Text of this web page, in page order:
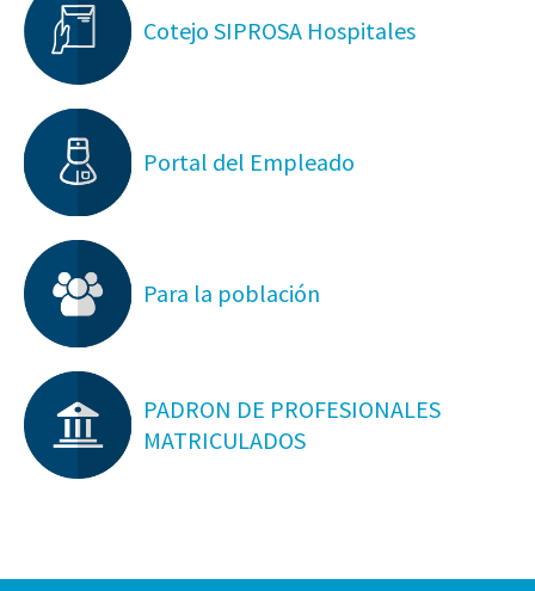
Cotejo SIPROSA Hospitales
Portal del Empleado
Para la población
PADRON DE PROFESIONALES
MATRICULADOS